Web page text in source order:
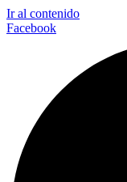
Ir al contenido
Facebook